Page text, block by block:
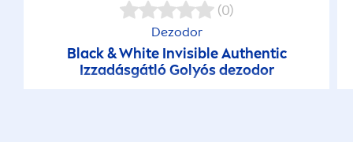
(0)
Dezodor
Black&WhiteInvisible Authentic
Izzadásgátló Golyós dezodor